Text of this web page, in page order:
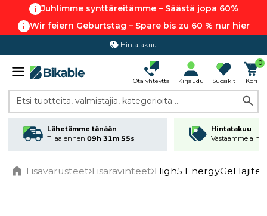
Juhlimme synttäreitämme – Säästä jopa 60%
Wir feiern Geburtstag – Spare bis zu 60 % nur hier
Hintatakuu
Ota yhteyttä Kirjaudu Suosikit
0
Kori
Etsi tuotteita, valmistajia, kategorioita ...
Lähetämme tänään
Tilaa ennen 09h 31m 55s
Hintatakuu
Vastaamme
Lisävarusteet Lisäravinteet High5 EnergyGel